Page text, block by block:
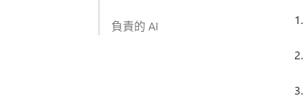
負責的 AI